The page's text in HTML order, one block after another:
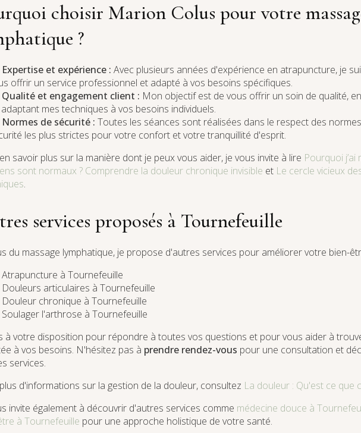
choisir Marion Colus pour votre
?
Expertise et expérience : Avec plusieurs années d'expérience en atrapuncture, je
offrir un service professionnel et adapté à vos besoins spécifiques.
Qualité et engagement client : Mon objectif est de vous offrir un soin de qualité,
mes techniques à vos besoins individuels.
Normes de sécurité : Toutes les séances sont réalisées dans le respect des
les plus strictes pour votre confort et votre tranquillité d'esprit.
savoir plus sur la manière dont je peux vous aider, je vous invite à lire Pourquoi
sont normaux ? Comprendre la douleur chronique invisible et Le cercle vicieux
.
services proposés à Tournefeuille
du massage lymphatique, je propose d'autres services pour améliorer votre bien-
Atrapuncture à Tournefeuille
Douleurs articulaires à Tournefeuille
Douleur chronique à Tournefeuille
Soulager l'arthrose à Tournefeuille
à votre disposition pour répondre à toutes vos questions et pour vous aider à
à vos besoins. N'hésitez pas à prendre rendez-vous pour une consultation et
services.
d'informations sur la gestion de la douleur, consultez La douleur : Qu'est ce que
invite également à découvrir d'autres services comme médecine douce à
à Tournefeuille pour une approche holistique de votre santé.